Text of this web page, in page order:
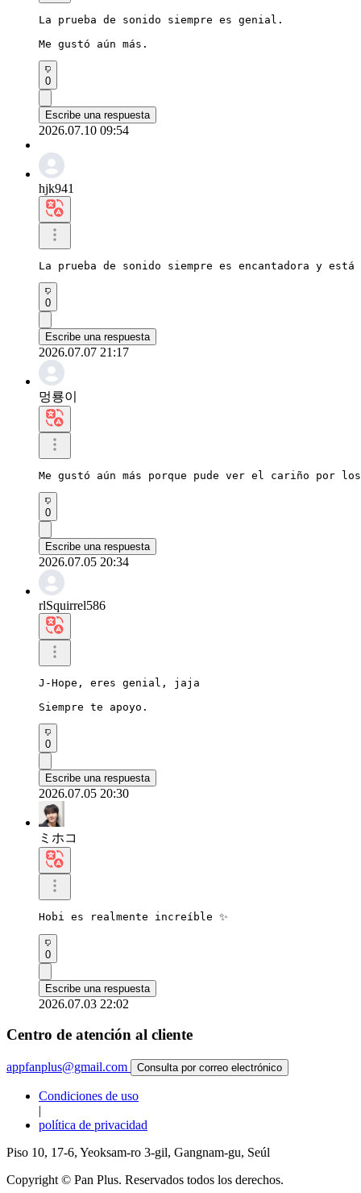
La prueba de sonido siempre es genial.
Me gustó aún más.
0
Escribe una respuesta
2026.07.10 09:54
hjk941
La prueba de sonido siempre es encantadora y
0
Escribe una respuesta
2026.07.07 21:17
멍룡이
Me gustó aún más porque pude ver el cariño por
0
Escribe una respuesta
2026.07.05 20:34
rlSquirrel586
J-Hope, eres genial, jaja
Siempre te apoyo.
0
Escribe una respuesta
2026.07.05 20:30
ミホコ
Hobi es realmente increíble ✨
0
Escribe una respuesta
2026.07.03 22:02
Centro de atención al cliente
appfanplus@gmail.com Consulta por correo electrónico
Condiciones de uso
|
política de privacidad
Piso 10, 17-6, Yeoksam-ro 3-gil, Gangnam-gu, Seúl
Copyright © Pan Plus. Reservados todos los derechos.